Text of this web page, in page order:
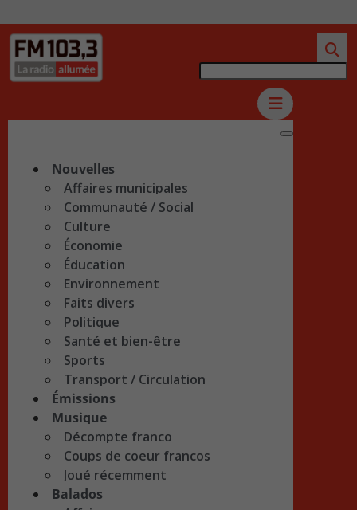
Nouvelles
Affaires municipales
Communauté / Social
Culture
Économie
Éducation
Environnement
Faits divers
Politique
Santé et bien-être
Sports
Transport / Circulation
Émissions
Musique
Décompte franco
Coups de coeur francos
Joué récemment
Balados